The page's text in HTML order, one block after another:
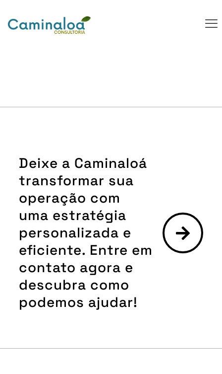
Deixe a Caminaloá
transformar sua
operação com
uma estratégia
personalizada e
eficiente. Entre em
contato agora e
descubra como
podemos ajudar!